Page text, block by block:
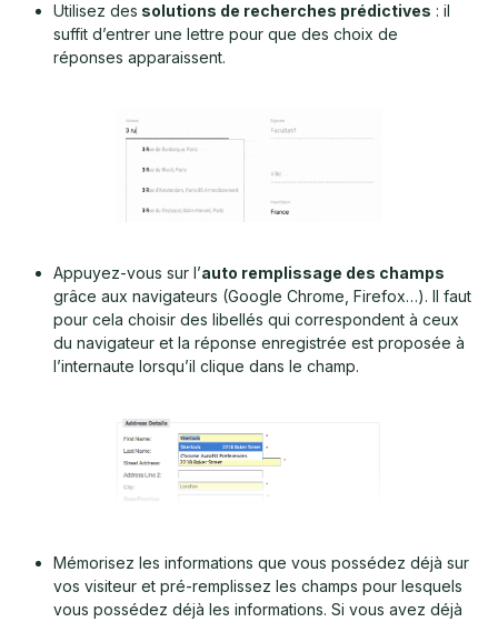
Utilisez des solutions de recherches prédictives : il
suffit d’entrer une lettre pour que des choix de
réponses apparaissent.
Appuyez-vous sur l’auto remplissage des champs
grâce aux navigateurs (Google Chrome, Firefox…). Il faut
pour cela choisir des libellés qui correspondent à ceux
du navigateur et la réponse enregistrée est proposée à
l’internaute lorsqu’il clique dans le champ.
Mémorisez les informations que vous possédez déjà sur
vos visiteur et pré-remplissez les champs pour lesquels
vous possédez déjà les informations. Si vous avez déjà